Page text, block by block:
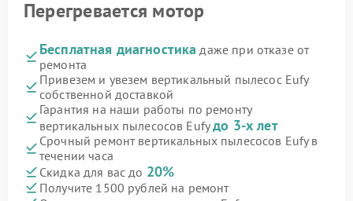
Перегревается мотор
Бесплатная диагностика даже при отказе от
ремонта
Привезем и увезем вертикальный пылесос Eufy
собственной доставкой
Гарантия на наши работы по ремонту
вертикальных пылесосов Eufyдо 3-х лет
Срочный ремонт вертикальных пылесосов Eufy в
течении часа
Скидка для вас до 20%
Получите 1500 рублей на ремонт